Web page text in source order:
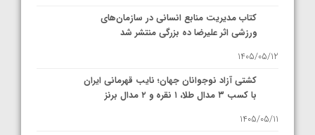
کتاب مدیریت منابع انسانی در سازمان‌های
ورزشی اثر علیرضا ده بزرگی منتشر شد
1405/05/12
کشتی آزاد نوجوانان جهان؛ نایب قهرمانی ایران
با کسب ۳ مدال طلا، ۱ نقره و ۲ مدال برنز
1405/05/11